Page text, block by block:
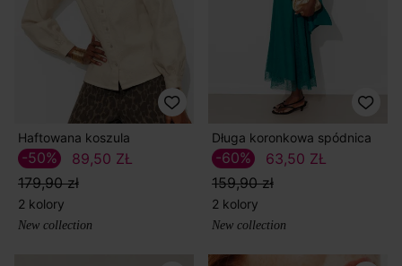
Haftowana koszula
89,50 ZŁ
179,90 zł
-50%
2 kolory
New collection
Długa koronkowa spódnica
63,50 ZŁ
159,90 zł
-60%
2 kolory
New collection